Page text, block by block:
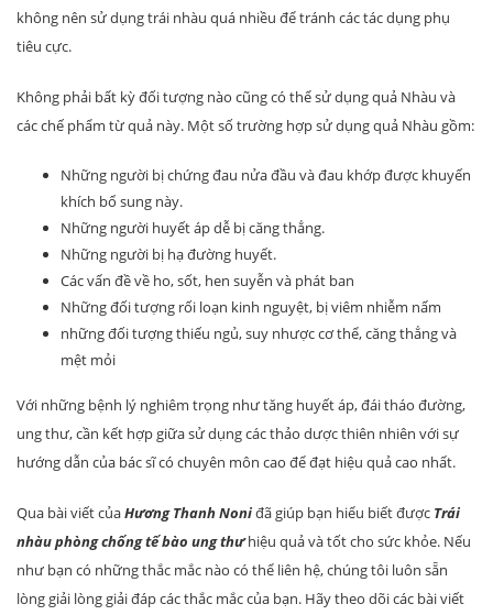
không nên sử dụng trái nhàu quá nhiều để tránh các tác dụng phụ
tiêu cực.
Không phải bất kỳ đối tượng nào cũng có thể sử dụng quả Nhàu và
các chế phẩm từ quả này. Một số trường hợp sử dụng quả Nhàu gồm:
Những người bị chứng đau nửa đầu và đau khớp được khuyến
khích bổ sung này.
Những người huyết áp dễ bị căng thẳng.
Những người bị hạ đường huyết.
Các vấn đề về ho, sốt, hen suyễn và phát ban
Những đối tượng rối loạn kinh nguyệt, bị viêm nhiễm nấm
những đối tượng thiếu ngủ, suy nhược cơ thể, căng thẳng và
mệt mỏi
Với những bệnh lý nghiêm trọng như tăng huyết áp, đái tháo đường,
ung thư, cần kết hợp giữa sử dụng các thảo dược thiên nhiên với sự
hướng dẫn của bác sĩ có chuyên môn cao để đạt hiệu quả cao nhất.
Qua bài viết củaHương Thanh Noniđã giúp bạn hiểu biết được Trái
nhàu phòng chống tế bào ung thưhiệu quả và tốt cho sức khỏe. Nếu
như bạn có những thắc mắc nào có thể liên hệ, chúng tôi luôn sẵn
lòng giải lòng giải đáp các thắc mắc của bạn. Hãy theo dõi các bài viết